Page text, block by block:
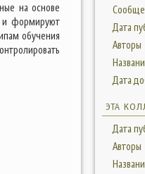
на основе
и формируют
обучения
Дата
Авторы
Дата
ЭТА
Дата
Авторы